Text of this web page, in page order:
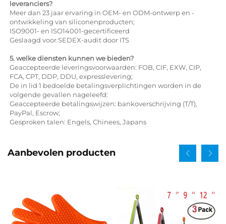
leveranciers?
Meer dan 23 jaar ervaring in OEM- en ODM-ontwerp en -
ontwikkeling van siliconenproducten;
ISO9001- en ISO14001-gecertificeerd
Geslaagd voor SEDEX-audit door ITS
5. welke diensten kunnen we bieden?
Geaccepteerde leveringsvoorwaarden: FOB, CIF, EXW, CIP,
FCA, CPT, DDP, DDU, expresslevering;
De in lid 1 bedoelde betalingsverplichtingen worden in de
volgende gevallen nageleefd:
Geaccepteerde betalingswijzen: bankoverschrijving (T/T),
PayPal, Escrow;
Gesproken talen: Engels, Chinees, Japans
Aanbevolen producten